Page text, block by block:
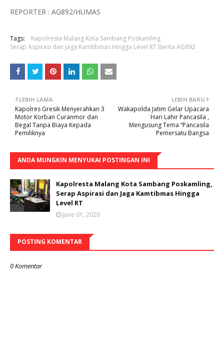
REPORTER : AG892/HUMAS
Tags:
Kapolresta Malang Kota Sambang Poskamling
Serap Aspirasi dan Jaga Kamtibmas Hingga Level RT Berita AG892
LEBIH BARU
Wakapolda Jatim Gelar Upacara
Hari Lahir Pancasila ,
Mengusung Tema “Pancasila
Pemersatu Bangsa
LEBIH LAMA
Kapolres Gresik Menyerahkan 3
Motor Korban Curanmor dan
Begal Tanpa Biaya Kepada
Pemiliknya
ANDA MUNGKIN MENYUKAI POSTINGAN INI
Kapolresta Malang Kota Sambang Poskamling,
Serap Aspirasi dan Jaga Kamtibmas Hingga
Level RT
June 01, 2026
POSTING KOMENTAR
0 Komentar